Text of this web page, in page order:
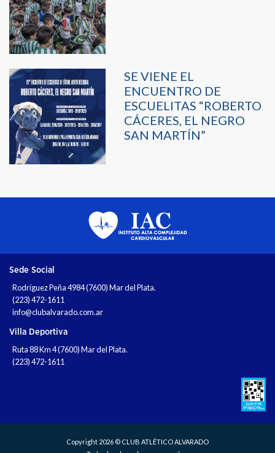
SE VIENE EL
ENCUENTRO DE
ESCUELITAS “ROBERTO
CÁCERES, EL NEGRO
SAN MARTÍN”
Sede Social
Rodríguez Peña 4984 (7600) Mar del Plata.
(223) 472-1611
info@clubalvarado.com.ar
Villa Deportiva
Ruta 88 Km 4 (7600) Mar del Plata.
(223) 472-1611
Copyright 2026 © CLUB ATLÉTICO ALVARADO